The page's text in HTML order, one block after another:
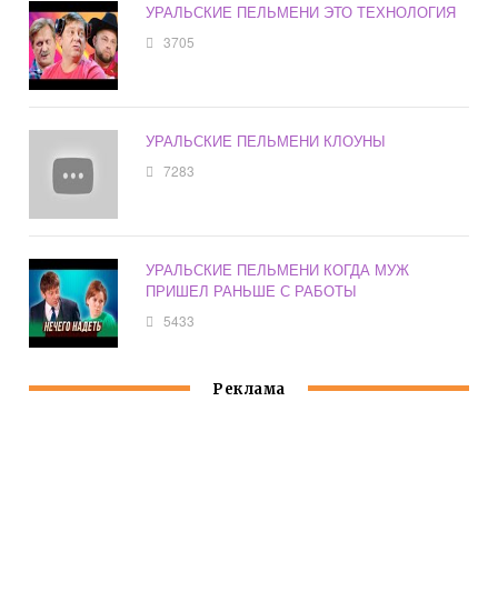
УРАЛЬСКИЕ ПЕЛЬМЕНИ ЭТО ТЕХНОЛОГИЯ
3705
УРАЛЬСКИЕ ПЕЛЬМЕНИ КЛОУНЫ
7283
УРАЛЬСКИЕ ПЕЛЬМЕНИ КОГДА МУЖ
ПРИШЕЛ РАНЬШЕ С РАБОТЫ
5433
Реклама